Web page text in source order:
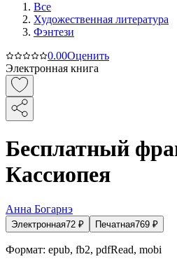
Все
Художественная литература
Фэнтези
0.00Оценить
Электронная книга
Бесплатный
Кассиопея
Анна Богарнэ
Электронная72 ₽ Печатная769 ₽
Формат: epub, fb2, pdfRead, mobi